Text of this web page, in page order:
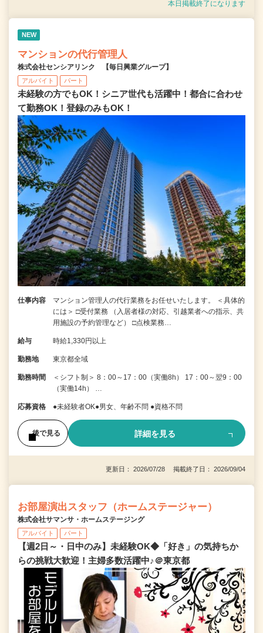
本日掲載終了になります
NEW
マンションの代行管理人
株式会社センシアリンク 【毎日興業グループ】
アルバイト パート
未経験の方でもOK！シニア世代も活躍中！都合に合わせ
て勤務OK！登録のみもOK！
仕事内容
マンション管理人の代行業務をお任せいたします。 ＜具体的
には＞ □受付業務 （入居者様の対応、引越業者への指示、共
用施設の予約管理など） □点検業務…
給与 時給1,330円以上
勤務地 東京都全域
勤務時間
＜シフト制＞ 8：00～17：00（実働8h） 17：00～翌9：00
（実働14h） …
応募資格 ●未経験者OK●男女、年齢不問 ●資格不問
後で見る 詳細を見る
更新日： 2026/07/28 掲載終了日： 2026/09/04
お部屋演出スタッフ（ホームステージャー）
株式会社サマンサ・ホームステージング
アルバイト パート
【週2日～・日中のみ】未経験OK◆「好き」の気持ちか
らの挑戦大歓迎！主婦多数活躍中♪＠東京都